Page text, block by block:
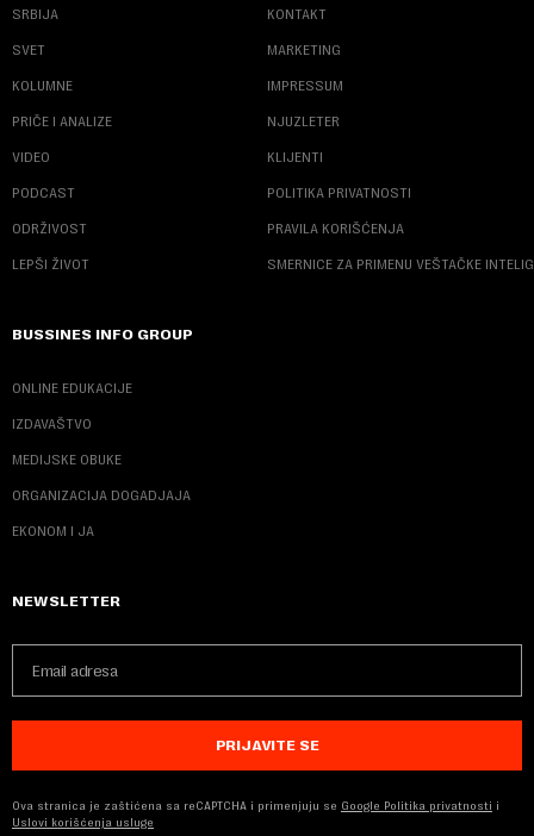
SRBIJA
SVET
KOLUMNE
PRIČE I ANALIZE
VIDEO
PODCAST
ODRŽIVOST
LEPŠI ŽIVOT
KONTAKT
MARKETING
IMPRESSUM
NJUZLETER
KLIJENTI
POLITIKA PRIVATNOSTI
PRAVILA KORIŠĆENJA
SMERNICE ZA PRIMENU VEŠTAČKE
BUSSINES INFO GROUP
ONLINE EDUKACIJE
IZDAVAŠTVO
MEDIJSKE OBUKE
ORGANIZACIJA DOGADJAJA
EKONOM I JA
NEWSLETTER
PRIJAVITE SE
Ova stranica je zaštićena sa reCAPTCHA i primenjuju se Google Politika privatnosti i
Uslovi korišćenja usluge